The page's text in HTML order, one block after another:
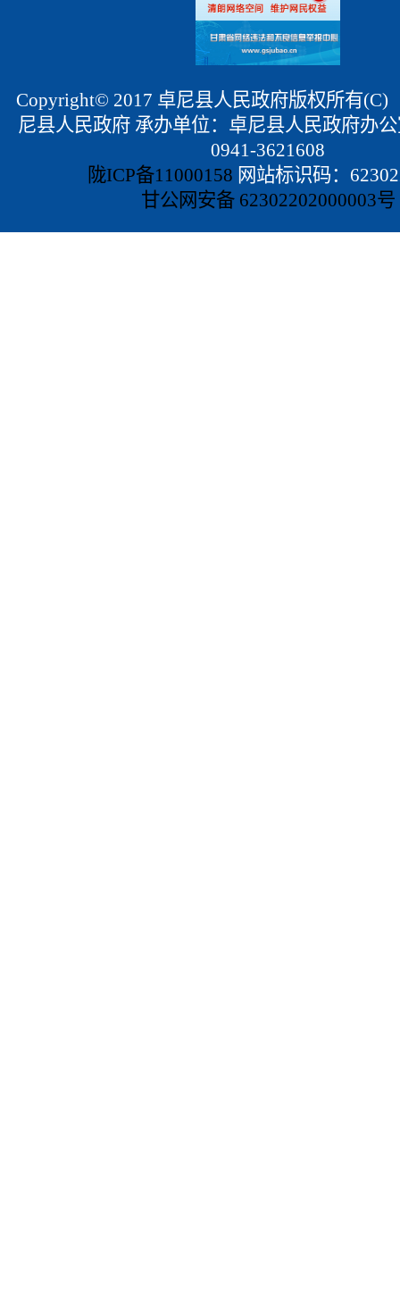
Copyright© 2017 卓尼县人民政府版权所有
尼县人民政府 承办单位：卓尼县人民政府办
0941-3621608
陇ICP备11000158 网站标识码：
甘公网安备 62302202000003号